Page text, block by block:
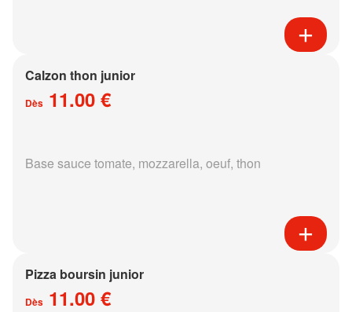
Calzon thon junior
Dès 11.00 €
Base sauce tomate, mozzarella, oeuf, thon
Pizza boursin junior
Dès 11.00 €